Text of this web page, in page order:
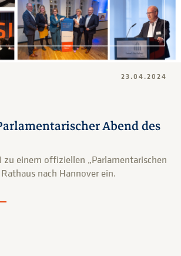
Abend des
23.04.2024
zu einem offiziellen „Parlamentarischen
nach Hannover ein.